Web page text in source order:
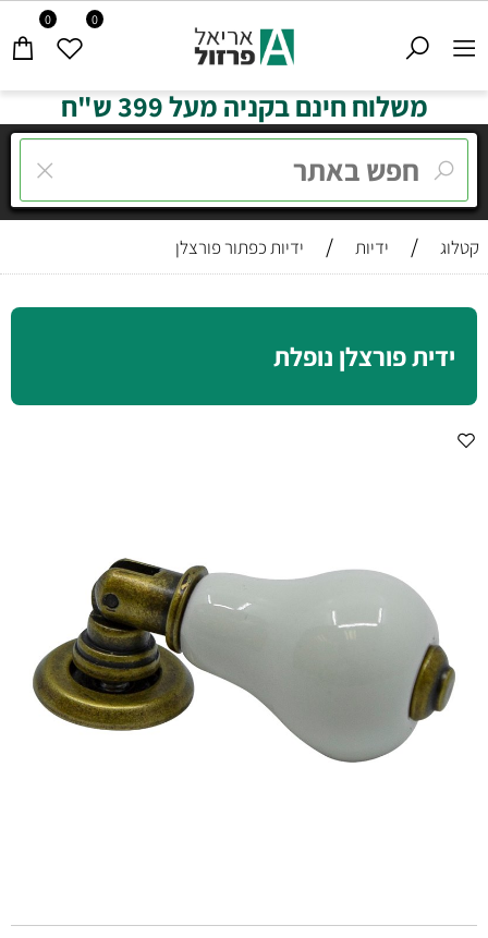
0 0
משלוח חינם בקניה מעל 399 ש"ח
קטלוג / ידיות / ידיות כפתור פורצלן
ידית פורצלן נופלת